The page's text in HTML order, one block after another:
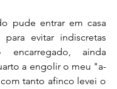
pude entrar em casa
evitar indiscretas
encarregado, ainda
a engolir o meu "a-
tanto afinco levei o